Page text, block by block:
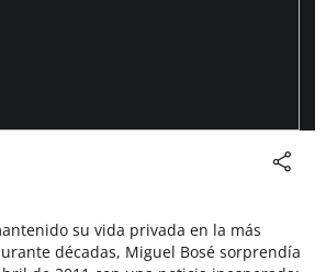
su vida privada en la más
décadas, Miguel Bosé sorprendía